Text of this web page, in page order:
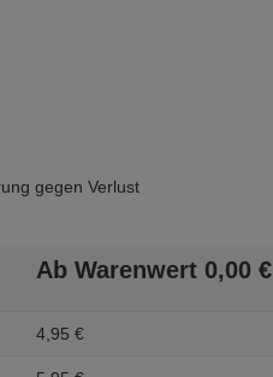
gegen Verlust
Ab Warenwert 0,00 €
4, 95 €